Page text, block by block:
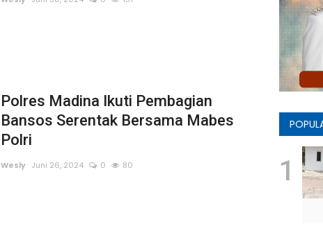
Polres Madina Ikuti Pembagian
Bansos Serentak Bersama Mabes
Polri
Wesly Juni 26, 2024 0 80 1